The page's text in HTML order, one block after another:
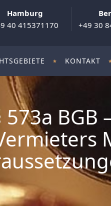
Hamburg
40 415371170
+49 30
KONTAKT
BGB